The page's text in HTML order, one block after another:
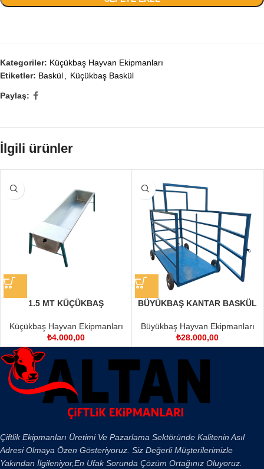
Kategoriler: Küçükbaş Hayvan Ekipmanları
Etiketler: Baskül Küçükbaş Baskül
Paylaş:
İlgili ürünler
1.5 MT KÜÇÜKBAŞ
Küçükbaş Hayvan Ekipmanları
₺4.000,00
BÜYÜKBAŞ KANTAR BASKÜL
Büyükbaş Hayvan Ekipmanları
₺28.000,00
Çiftlik Ekipmanları Üretimi Ve Pazarlama Sektöründe Kalitenin Asıl
Adresi Olmaya Özen Gösteriyoruz. Siz Değerli Müşterilerimizle
Yakından İlgileniyor,En Ufak Sorunda Çözüm Ortağınız Oluyoruz.